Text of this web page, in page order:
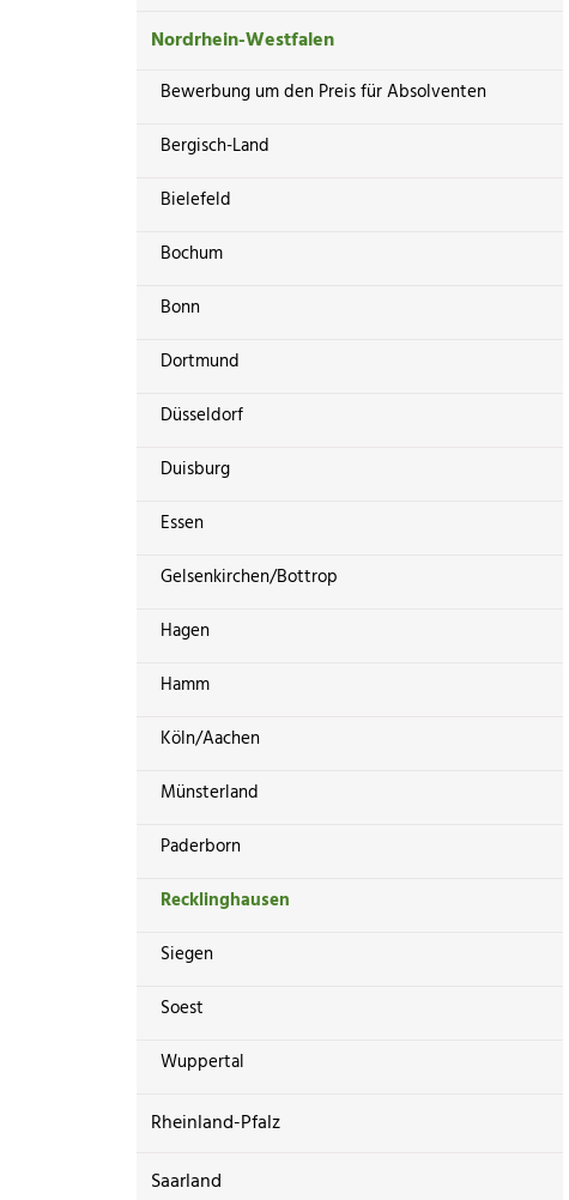
Nordrhein-Westfalen
Bewerbung um den Preis für Absolventen
Bergisch-Land
Bielefeld
Bochum
Bonn
Dortmund
Düsseldorf
Duisburg
Essen
Gelsenkirchen/Bottrop
Hagen
Hamm
Köln/Aachen
Münsterland
Paderborn
Recklinghausen
Siegen
Soest
Wuppertal
Rheinland-Pfalz
Saarland